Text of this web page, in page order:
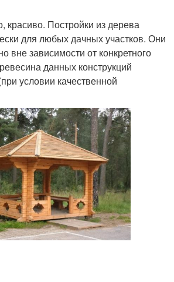
красиво. Постройки из дерева
для любых дачных участков. Они
вне зависимости от конкретного
данных конструкций
условии качественной